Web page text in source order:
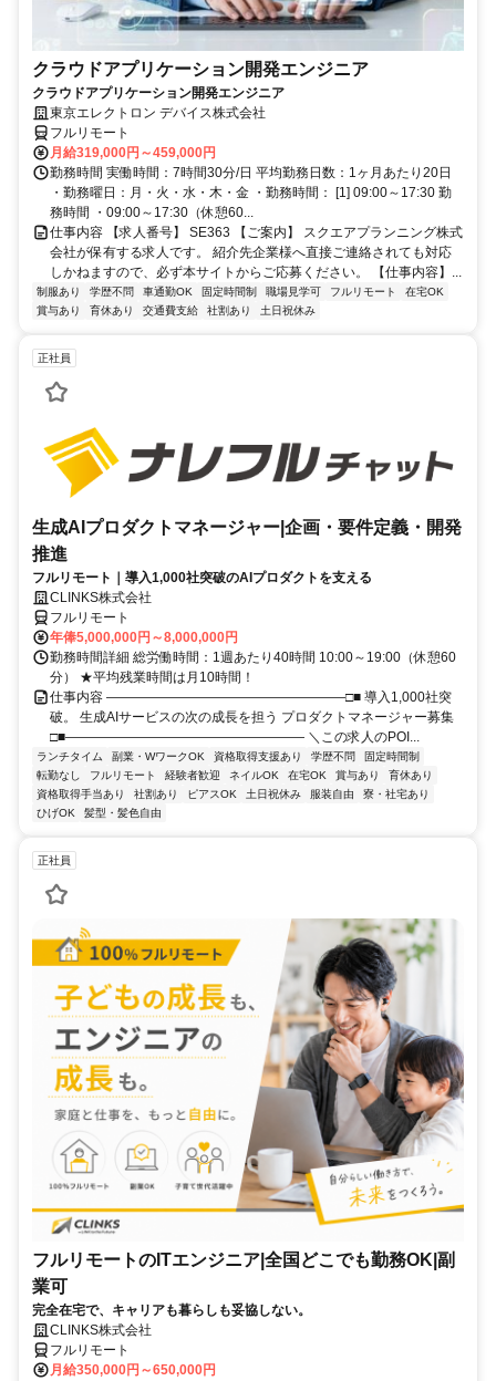
クラウドアプリケーション開発エンジニア
クラウドアプリケーション開発エンジニア
東京エレクトロン デバイス株式会社
フルリモート
月給319,000円～459,000円
勤務時間 実働時間：7時間30分/日 平均勤務日数：1ヶ月あたり20日
・勤務曜日：月・火・水・木・金 ・勤務時間： [1] 09:00～17:30 勤
務時間 ・09:00～17:30（休憩60...
仕事内容 【求人番号】 SE363 【ご案内】 スクエアプランニング株式
会社が保有する求人です。 紹介先企業様へ直接ご連絡されても対応
しかねますので、必ず本サイトからご応募ください。 【仕事内容】...
制服あり 学歴不問 車通勤OK 固定時間制 職場見学可 フルリモート
在宅OK
賞与あり
育休あり 交通費支給 社割あり 土日祝休み
正社員
生成AIプロダクトマネージャー|企画・要件定義・開発
推進
フルリモート｜導入1,000社突破のAIプロダクトを支える
CLINKS株式会社
フルリモート
年俸5,000,000円～8,000,000円
勤務時間詳細 総労働時間：1週あたり40時間 10:00～19:00（休憩60
分） ★平均残業時間は月10時間！
仕事内容 ――――――――――――――――――□■ 導入1,000社突
破。 生成AIサービスの次の成長を担う プロダクトマネージャー募集
□■―――――――――――――――――― ＼この求人のPOI...
ランチタイム 副業・WワークOK 資格取得支援あり 学歴不問
固定時間制
転勤なし
フルリモート 経験者歓迎 ネイルOK 在宅OK 賞与あり
育休あり
資格取得手当あり
社割あり ピアスOK 土日祝休み 服装自由
寮・社宅あり
ひげOK
髪型・髪色自由
正社員
フルリモートのITエンジニア|全国どこでも勤務OK|副
業可
完全在宅で、キャリアも暮らしも妥協しない。
CLINKS株式会社
フルリモート
月給350,000円～650,000円